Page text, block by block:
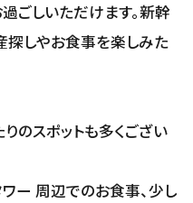
ごしいただけます。新幹
探しやお食事を楽しみた
のスポットも多くござい
ー 周辺でのお食事、少し